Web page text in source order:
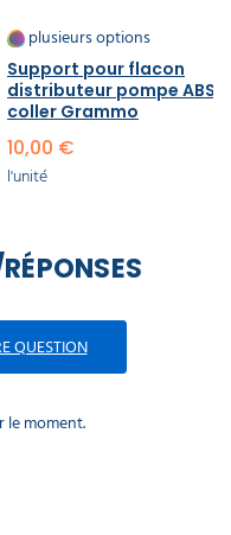
plusieurs options
Support pour flacon
distributeur pompe ABS à
coller Grammo
10,00 €
l'unité
QUESTION
le moment.